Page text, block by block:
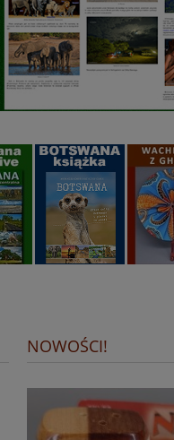
NOWOŚCI!